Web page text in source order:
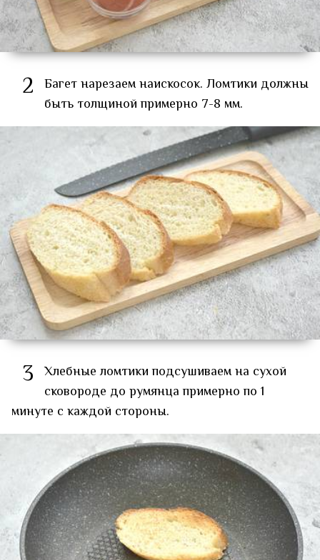
2 Багет нарезаем наискосок. Ломтики должны
быть толщиной примерно 7-8 мм.
3 Хлебные ломтики подсушиваем на сухой
сковороде до румянца примерно по 1
минуте с каждой стороны.